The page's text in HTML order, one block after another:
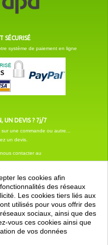
SÉCURISÉ
système de paiement en ligne
UN DEVIS ? 7j/7
une commande ou autre...
un devis.
contacter au
les cookies afin
des réseaux
Les cookies tiers liés aux
utilisés pour vous offrir des
sociaux, ainsi que des
vous ces cookies ainsi que
de vos données